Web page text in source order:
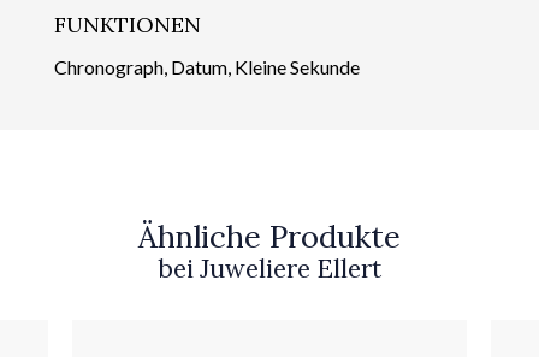
FUNKTIONEN
Chronograph, Datum, Kleine Sekunde
Ähnliche Produkte
bei Juweliere Ellert